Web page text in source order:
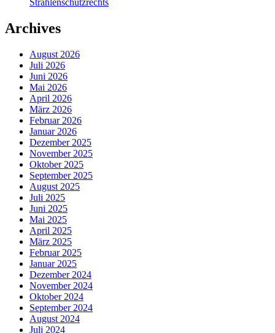
Strahlenschutzrechts
Archives
August 2026
Juli 2026
Juni 2026
Mai 2026
April 2026
März 2026
Februar 2026
Januar 2026
Dezember 2025
November 2025
Oktober 2025
September 2025
August 2025
Juli 2025
Juni 2025
Mai 2025
April 2025
März 2025
Februar 2025
Januar 2025
Dezember 2024
November 2024
Oktober 2024
September 2024
August 2024
Juli 2024